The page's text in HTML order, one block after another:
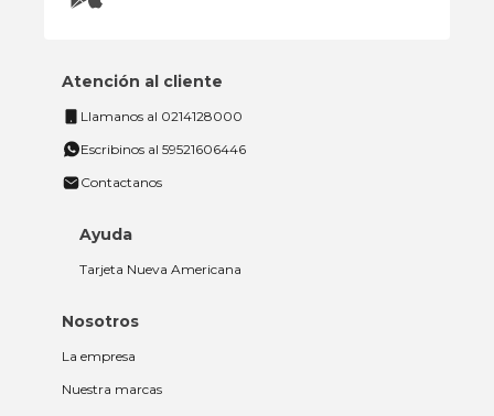
Atención al cliente
Llamanos al 0214128000
Escribinos al 59521606446
Contactanos
Ayuda
Tarjeta Nueva Americana
Nosotros
La empresa
Nuestra marcas